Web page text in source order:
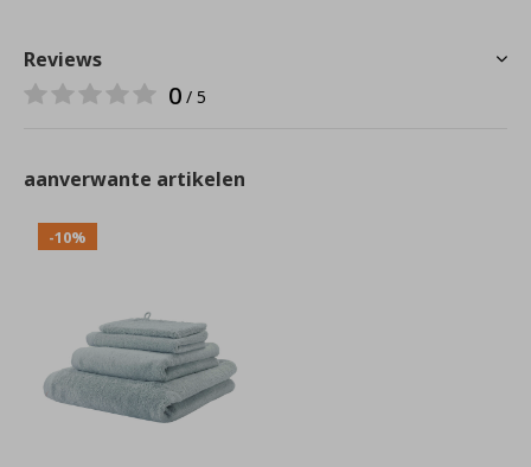
Reviews
0 / 5
aanverwante artikelen
-10%